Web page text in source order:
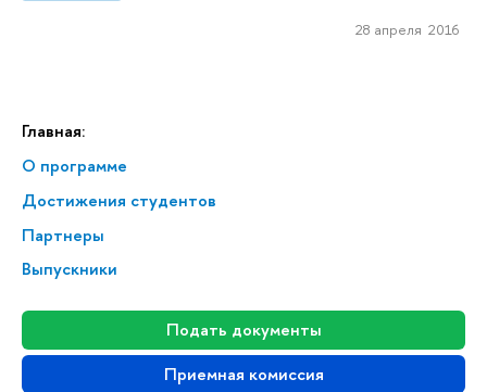
Главная:
О программе
Достижения студентов
Партнеры
Выпускники
Подать документы
Приемная комиссия
28 апреля 2016